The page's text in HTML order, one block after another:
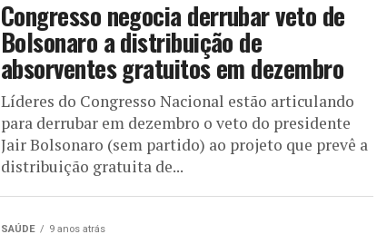
Congresso negocia derrubar veto de
Bolsonaro a distribuição de
absorventes gratuitos em dezembro
Líderes do Congresso Nacional estão articulando
para derrubar em dezembro o veto do presidente
Jair Bolsonaro (sem partido) ao projeto que prevê a
distribuição gratuita de...
SAÚDE 9 anos atrás